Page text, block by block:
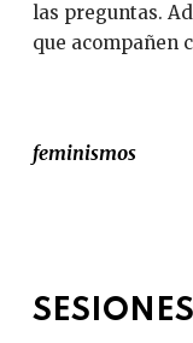
las preguntas.
que acompañen
feminismos